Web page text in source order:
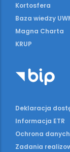
Kortosfera
Baza wiedzy
Magna Charta
KRUP
Deklaracja
Informacja ETR
Ochrona
Zadania